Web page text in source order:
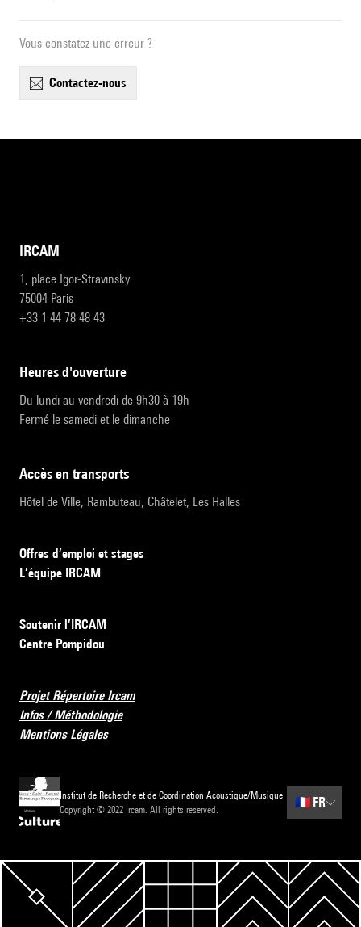
Vous constatez une erreur ?
contactez-nous
IRCAM
1, place Igor-Stravinsky
75004 Paris
+33 1 44 78 48 43
heures d'ouverture
Du lundi au vendredi de 9h30 à 19h
Fermé le samedi et le dimanche
accès en transports
Hôtel de Ville, Rambuteau, Châtelet, Les Halles
Offres d’emploi et stages
L’équipe IRCAM
Soutenir l’IRCAM
Centre Pompidou
Projet Répertoire Ircam
Infos / Méthodologie
Mentions Légales
Institut de Recherche et de Coordination Acoustique/Musique
Copyright © 2022 Ircam. All rights reserved.
🇫🇷 FR